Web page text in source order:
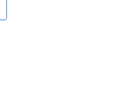
cưng,…
thực phẩm,